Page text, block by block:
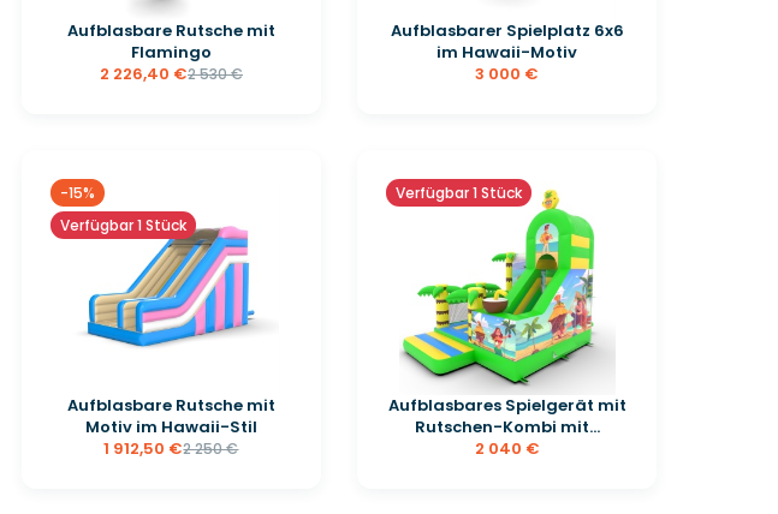
Aufblasbare Rutsche mit
Flamingo
2 226,40 €2 530 €
Aufblasbarer Spielplatz 6x6
im Hawaii-Motiv
3 000 €
-15%
Verfügbar 1 Stück
Aufblasbare Rutsche mit
Motiv im Hawaii-Stil
1 912,50 €2 250 €
Verfügbar 1 Stück
Aufblasbares Spielgerät mit
Rutschen-Kombi mit...
2 040 €